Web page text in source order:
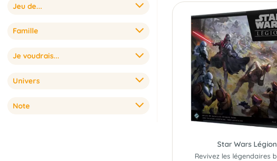
Jeu de...
Famille
Je voudrais...
Univers
Note
Star Wars Légion